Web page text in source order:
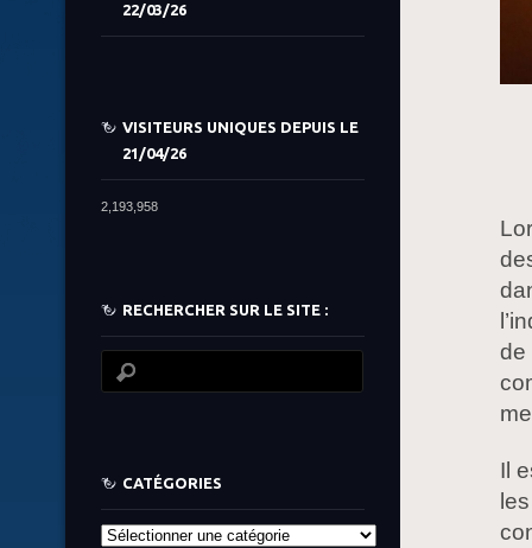
de
Il
22/03/26
VISITEURS UNIQUES DEPUIS LE
21/04/26
2,193,958
RECHERCHER SUR LE SITE :
CATÉGORIES
Catégories